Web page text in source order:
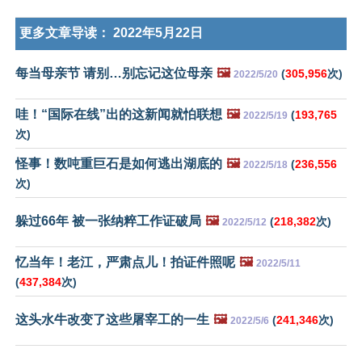
更多文章导读： 2022年5月22日
每当母亲节 请别…别忘记这位母亲 🖼️ 2022/5/20 (305,956次)
哇！“国际在线”出的这新闻就怕联想 🖼️ 2022/5/19 (193,765
次)
怪事！数吨重巨石是如何逃出湖底的 🖼️ 2022/5/18 (236,556
次)
躲过66年 被一张纳粹工作证破局 🖼️ 2022/5/12 (218,382次)
忆当年！老江，严肃点儿！拍证件照呢 🖼️ 2022/5/11
(437,384次)
这头水牛改变了这些屠宰工的一生 🖼️ 2022/5/6 (241,346次)